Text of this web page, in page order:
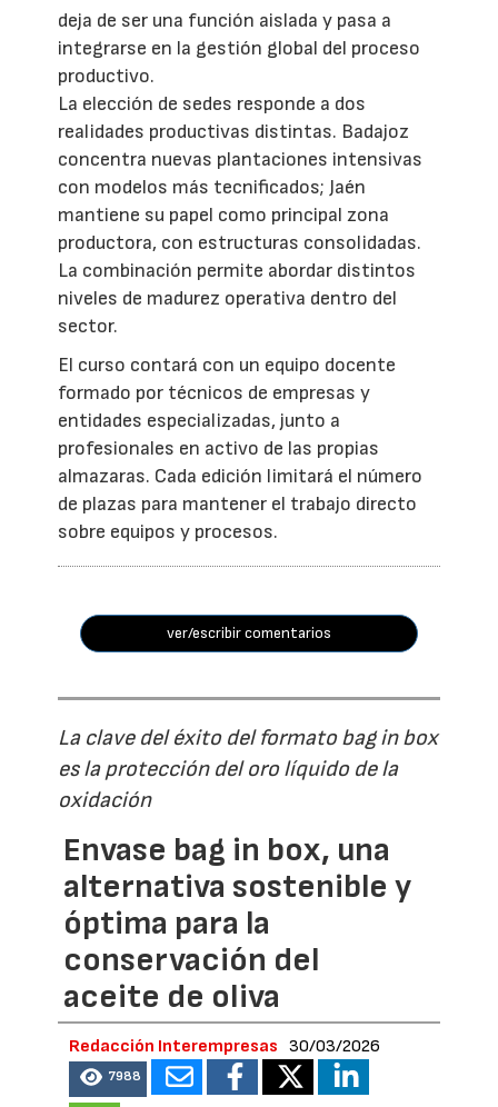
deja de ser una función aislada y pasa a
integrarse en la gestión global del proceso
productivo.
La elección de sedes responde a dos
realidades productivas distintas. Badajoz
concentra nuevas plantaciones intensivas
con modelos más tecnificados; Jaén
mantiene su papel como principal zona
productora, con estructuras consolidadas.
La combinación permite abordar distintos
niveles de madurez operativa dentro del
sector.
El curso contará con un equipo docente
formado por técnicos de empresas y
entidades especializadas, junto a
profesionales en activo de las propias
almazaras. Cada edición limitará el número
de plazas para mantener el trabajo directo
sobre equipos y procesos.
ver/escribir comentarios
La clave del éxito del formato bag in box
es la protección del oro líquido de la
oxidación
Envase bag in box, una
alternativa sostenible y
óptima para la
conservación del
aceite de oliva
Redacción Interempresas 30/03/2026
7988